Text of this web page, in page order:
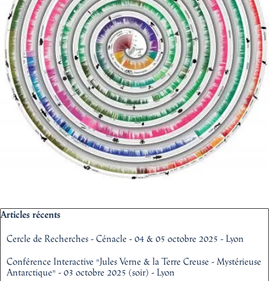
Sauter le bloc Articles récents
Articles récents
Cercle de Recherches - Cénacle - 04 & 05 octobre 2025 - Lyon
Conférence Interactive "Jules Verne & la Terre Creuse - Mystérieuse
Antarctique" - 03 octobre 2025 (soir) - Lyon